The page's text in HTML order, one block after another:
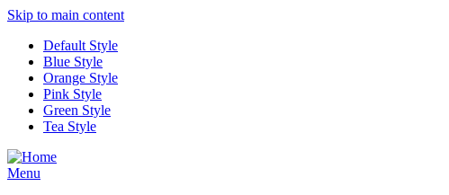
Skip to main content
Default Style
Blue Style
Orange Style
Pink Style
Green Style
Tea Style
Menu